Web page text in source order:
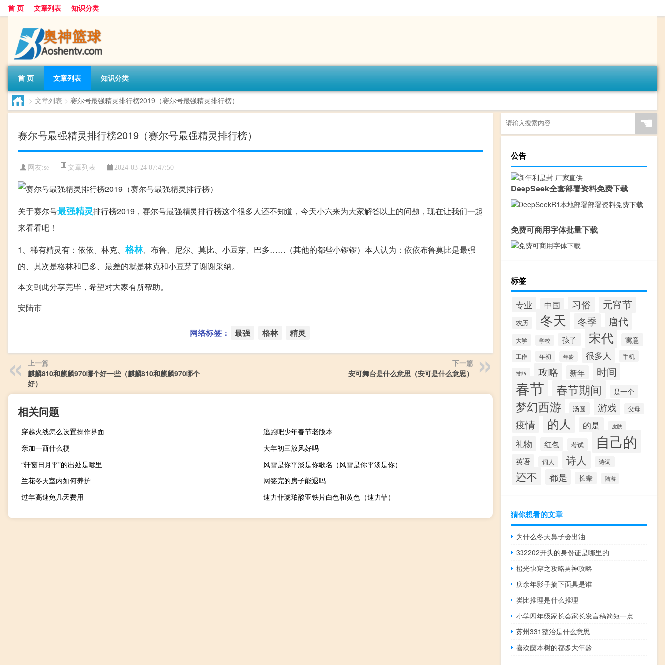
首 页 文章列表 知识分类
首 页 文章列表 知识分类
> 文章列表 > 赛尔号最强精灵排行榜2019（赛尔号最强精灵排行榜）
赛尔号最强精灵排行榜2019（赛尔号最强精灵排行榜）
网友:se 文章列表 2024-03-24 07:47:50
关于赛尔号最强精灵排行榜2019，赛尔号最强精灵排行榜这个很多人还不知道，今天小六来为大家解答以上的问题，现在让我们一起
来看看吧！
1、稀有精灵有：依依、林克、格林、布鲁、尼尔、莫比、小豆芽、巴多……（其他的都些小锣锣）本人认为：依依布鲁莫比是最强
的、其次是格林和巴多、最差的就是林克和小豆芽了谢谢采纳。
本文到此分享完毕，希望对大家有所帮助。
安陆市
网络标签： 最强 格林 精灵
上一篇
麒麟810和麒麟970哪个好一些（麒麟810和麒麟970哪个
好）
下一篇
安可舞台是什么意思（安可是什么意思）
相关问题
穿越火线怎么设置操作界面
逃跑吧少年春节老版本
亲加一西什么梗
大年初三放风好吗
“轩窗日月平”的出处是哪里
风雪是你平淡是你歌名（风雪是你平淡是你）
兰花冬天室内如何养护
网签完的房子能退吗
过年高速免几天费用
速力菲琥珀酸亚铁片白色和黄色（速力菲）
☚
公告
DeepSeek全套部署资料免费下载
免费可商用字体批量下载
标签
专业 中国 习俗 元宵节
农历 冬天 冬季 唐代
大学 学校 孩子 宋代 寓意
工作 年初 年龄 很多人 手机
技能 攻略 新年 时间
春节 春节期间 是一个
梦幻西游 汤圆 游戏 父母
疫情 的人 的是 皮肤
礼物 红包 考试 自己的
英语 词人 诗人 诗词
还不 都是 长辈 陆游
猜你想看的文章
为什么冬天鼻子会出油
332202开头的身份证是哪里的
橙光快穿之攻略男神攻略
庆余年影子摘下面具是谁
类比推理是什么推理
小学四年级家长会家长发言稿简短一点的（小学四年级家长会家长发言稿）
苏州331整治是什么意思
喜欢藤本树的都多大年龄